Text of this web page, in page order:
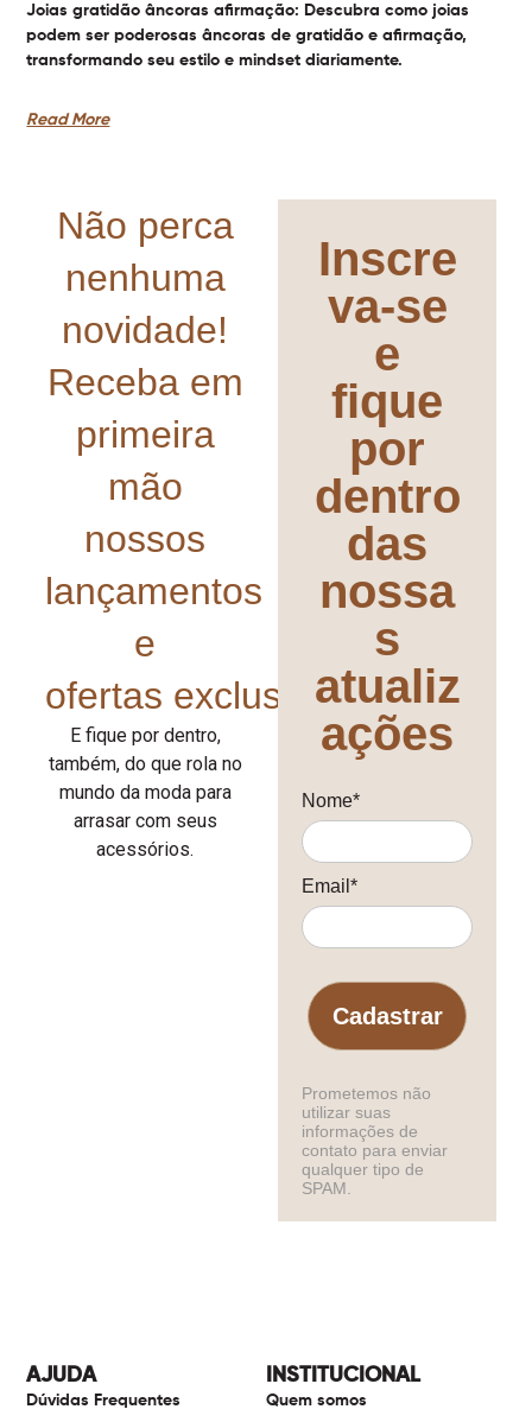
Joias gratidão âncoras afirmação: Descubra como joias
podem ser poderosas âncoras de gratidão e afirmação,
transformando seu estilo e mindset diariamente.
Read More
Não perca
nenhuma
novidade!
Receba em
primeira
mão
nossos
lançamentos
e
ofertas exclusivas!
E fique por dentro,
também, do que rola no
mundo da moda para
arrasar com seus
acessórios.
Inscre
va-se
e
fique
por
dentro
das
nossa
s
atualiz
ações
Nome*
Email*
Cadastrar
Prometemos não
utilizar suas
informações de
contato para enviar
qualquer tipo de
SPAM.
INSTITUCIONAL
Quem somos
AJUDA
Dúvidas Frequentes